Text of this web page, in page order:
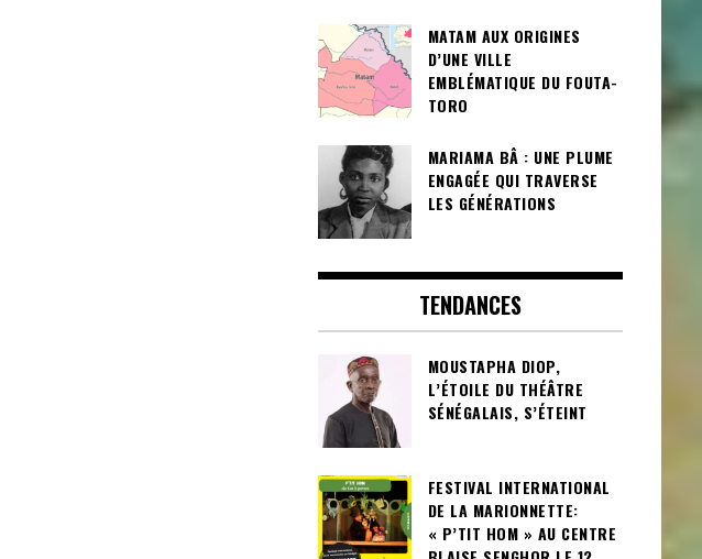
MATAM AUX ORIGINES
D’UNE VILLE
EMBLÉMATIQUE DU FOUTA-
TORO
MARIAMA BÂ : UNE PLUME
ENGAGÉE QUI TRAVERSE
LES GÉNÉRATIONS
TENDANCES
MOUSTAPHA DIOP,
L’ÉTOILE DU THÉÂTRE
SÉNÉGALAIS, S’ÉTEINT
FESTIVAL INTERNATIONAL
DE LA MARIONNETTE:
« P’TIT HOM » AU CENTRE